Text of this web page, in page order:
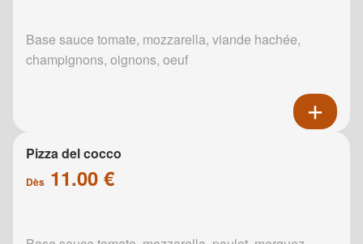
Base sauce tomate, mozzarella, viande hachée,
champignons, oignons, oeuf
Pizza del cocco
Dès 11.00 €